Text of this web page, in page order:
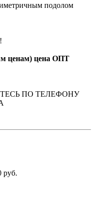
подолом
ценам) цена ОПТ
ПО ТЕЛЕФОНУ